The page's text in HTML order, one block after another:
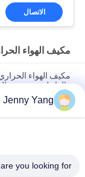
الاتصال
مكيف الهواء
والداخلية مع
الصلبة مثالية لحلول
Jenny Yang
you looking for?